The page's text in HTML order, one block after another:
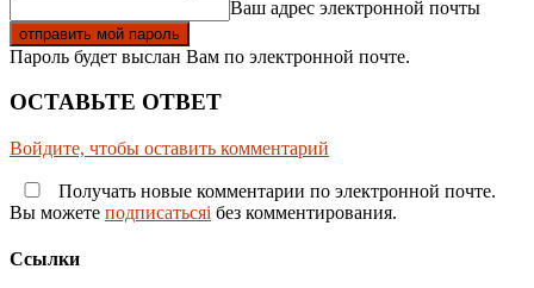
Ваш адрес электронной почты
Пароль будет выслан Вам по электронной почте.
ОСТАВЬТЕ ОТВЕТ
Войдите, чтобы оставить комментарий
Получать новые комментарии по электронной почте.
Вы можете подписатьсяi без комментирования.
Ссылки